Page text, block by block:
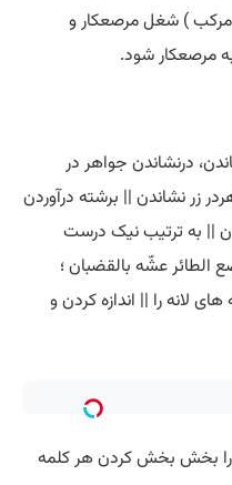
) شغل مرصعکار و
مرصعکار شود.
درنشاندن جواهر در
زر نشاندن || برشته درآوردن
|| به ترتیب نیک درست
الطائر عشّه بالقضبان ؛
لانه را || اندازه کردن و
بخش بخش کردن هر کلمه